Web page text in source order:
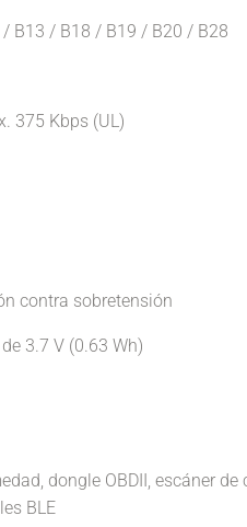
/ B13 / B18 / B19 / B20 / B28
375 Kbps (UL)
contra sobretensión
3.7 V (0.63 Wh)
dongle OBDII, escáner de
BLE